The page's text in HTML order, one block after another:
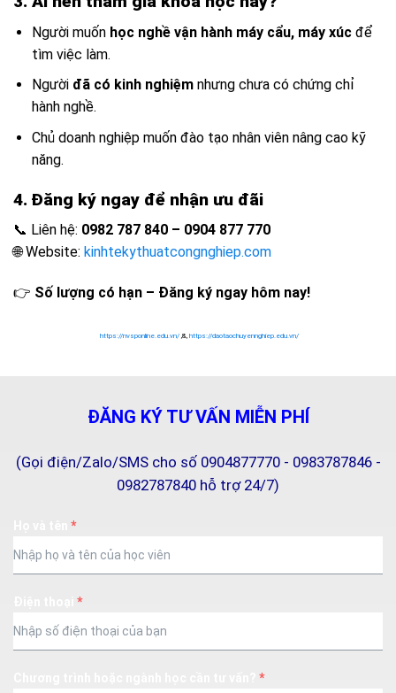
Người muốn học nghề vận hành máy cẩu, máy xúcđể
tìm việc làm.
Người đã có kinh nghiệmnhưng chưa có chứng chỉ
hành nghề.
Chủ doanh nghiệp muốn đào tạo nhân viên nâng cao kỹ
năng.
4. Đăng ký ngay để nhận ưu đãi
📞 Liên hệ: 0982 787 840 – 0904 877 770
🌐 Website: kinhtekythuatcongnghiep.com
👉 Số lượng có hạn – Đăng ký ngay hôm nay!
https://nvsponline.edu.vn/,&, https://daotaochuyennghiep.edu.vn/
ĐĂNG KÝ TƯ VẤN MIỄN PHÍ
(Gọi điện/Zalo/SMS cho số 0904877770 - 0983787846 -
0982787840 hỗ trợ 24/7)
*
*
*